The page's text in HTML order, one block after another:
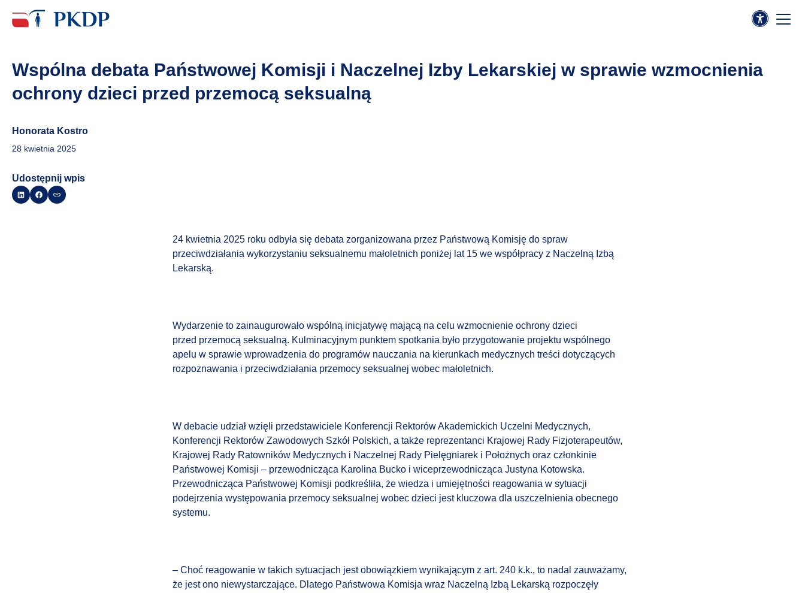
Wspólna debata Państwowej Komisji i Naczelnej Izby Lekarskiej w sprawie wzmocnienia
ochrony dzieci przed przemocą seksualną
Honorata Kostro
28 kwietnia 2025
Udostępnij wpis
24 kwietnia 2025 roku odbyła się debata zorganizowana przez Państwową Komisję do spraw
przeciwdziałania wykorzystaniu seksualnemu małoletnich poniżej lat 15 we współpracy z Naczelną Izbą
Lekarską.
Wydarzenie to zainaugurowało wspólną inicjatywę mającą na celu wzmocnienie ochrony dzieci
przed przemocą seksualną. Kulminacyjnym punktem spotkania było przygotowanie projektu wspólnego
apelu w sprawie wprowadzenia do programów nauczania na kierunkach medycznych treści dotyczących
rozpoznawania i przeciwdziałania przemocy seksualnej wobec małoletnich.
W debacie udział wzięli przedstawiciele Konferencji Rektorów Akademickich Uczelni Medycznych,
Konferencji Rektorów Zawodowych Szkół Polskich, a także reprezentanci Krajowej Rady Fizjoterapeutów,
Krajowej Rady Ratowników Medycznych i Naczelnej Rady Pielęgniarek i Położnych oraz członkinie
Państwowej Komisji – przewodnicząca Karolina Bucko i wiceprzewodnicząca Justyna Kotowska.
Przewodnicząca Państwowej Komisji podkreśliła, że wiedza i umiejętności reagowania w sytuacji
podejrzenia występowania przemocy seksualnej wobec dzieci jest kluczowa dla uszczelnienia obecnego
systemu.
– Choć reagowanie w takich sytuacjach jest obowiązkiem wynikającym z art. 240 k.k., to nadal zauważamy,
że jest ono niewystarczające. Dlatego Państwowa Komisja wraz Naczelną Izbą Lekarską rozpoczęły